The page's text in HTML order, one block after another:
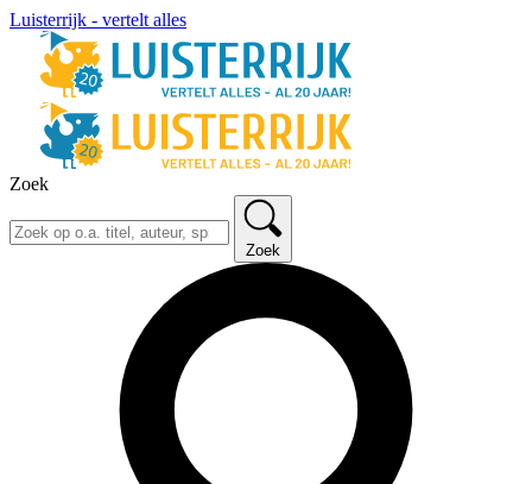
Luisterrijk - vertelt alles
Zoek
Zoek